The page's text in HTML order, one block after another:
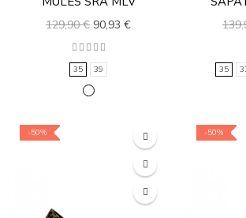
129,90 € 90,93 €
35 39 35
-50% -50%